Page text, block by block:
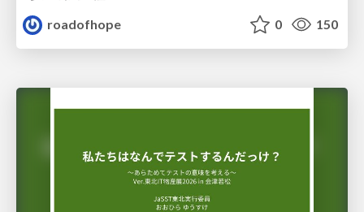
roadofhope
0 150